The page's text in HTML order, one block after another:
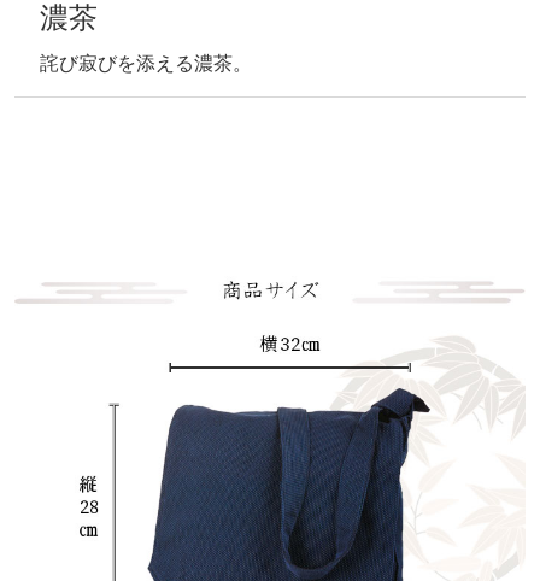
濃茶
詫び寂びを添える濃茶。